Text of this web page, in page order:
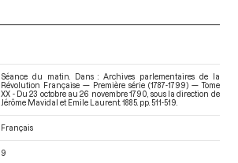
Séance du matin. Dans : Archives parlementaires de la
Révolution Française — Première série (1787-1799) — Tome
XX - Du 23 octobre au 26 novembre 1790 , sous la direction de
Jérôme Mavidal et Emile Laurent. 1885. pp. 511-519.
Français
9